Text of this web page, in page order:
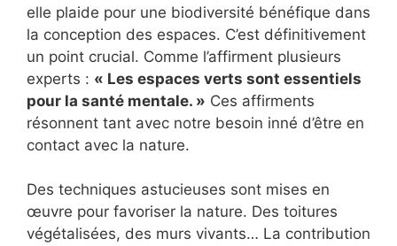
elle plaide pour une biodiversité bénéfique dans
la conception des espaces. C’est définitivement
un point crucial. Comme l’affirment plusieurs
experts : « Les espaces verts sont essentiels
pour la santé mentale. » Ces affirments
résonnent tant avec notre besoin inné d’être en
contact avec la nature.
Des techniques astucieuses sont mises en
œuvre pour favoriser la nature. Des toitures
végétalisées, des murs vivants… La contribution